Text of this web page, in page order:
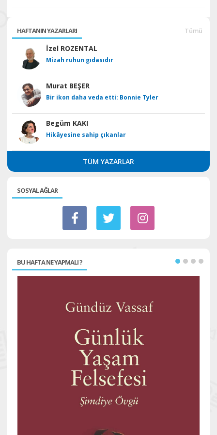
HAFTANIN YAZARLARI Tümü
İzel ROZENTAL
Mizah ruhun gıdasıdır
Murat BEŞER
Bir ikon daha veda etti: Bonnie Tyler
Begüm KAKI
Hikâyesine sahip çıkanlar
TÜM YAZARLAR
SOSYAL AĞLAR
BU HAFTA NE YAPMALI ?